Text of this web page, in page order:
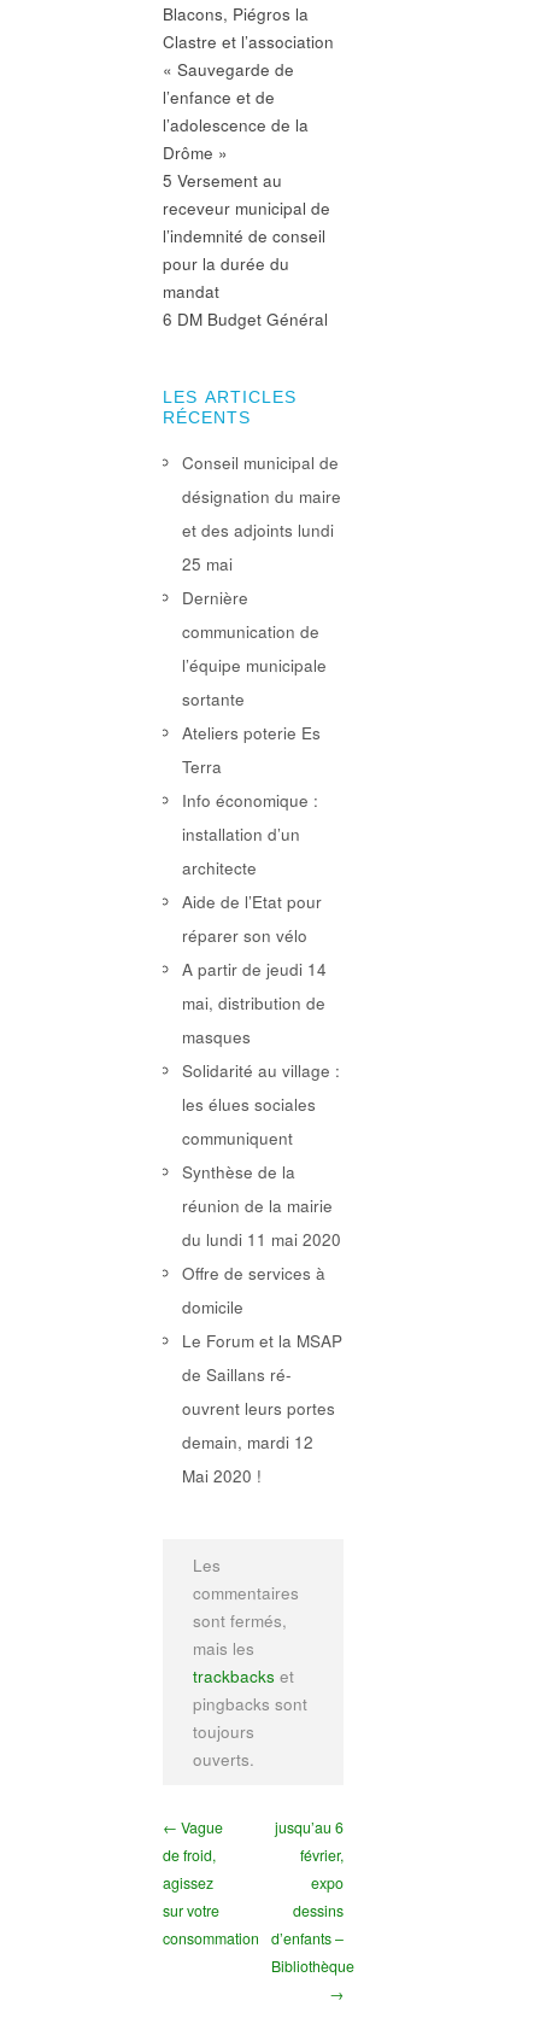
Blacons, Piégros la
Clastre et l’association
« Sauvegarde de
l’enfance et de
l’adolescence de la
Drôme »
5 Versement au
receveur municipal de
l’indemnité de conseil
pour la durée du
mandat
6 DM Budget Général
LES ARTICLES
RÉCENTS
Conseil municipal de
désignation du maire
et des adjoints lundi
25 mai
Dernière
communication de
l’équipe municipale
sortante
Ateliers poterie Es
Terra
Info économique :
installation d’un
architecte
Aide de l’Etat pour
réparer son vélo
A partir de jeudi 14
mai, distribution de
masques
Solidarité au village :
les élues sociales
communiquent
Synthèse de la
réunion de la mairie
du lundi 11 mai 2020
Offre de services à
domicile
Le Forum et la MSAP
de Saillans ré-
ouvrent leurs portes
demain, mardi 12
Mai 2020 !
Les
commentaires
sont fermés,
mais les
trackbacks et
pingbacks sont
toujours
ouverts.
← Vague
de froid,
agissez
sur votre
consommation
jusqu’au 6
février,
expo
dessins
d’enfants –
Bibliothèque
→